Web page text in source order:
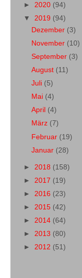
► 2020 (94)
▼ 2019 (94)
Dezember (3)
November (10)
September (3)
August (11)
Juli (5)
Mai (4)
April (4)
März (7)
Februar (19)
Januar (28)
► 2018 (158)
► 2017 (19)
► 2016 (23)
► 2015 (42)
► 2014 (64)
► 2013 (80)
► 2012 (51)